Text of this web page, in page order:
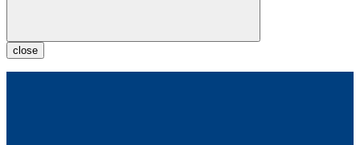
close